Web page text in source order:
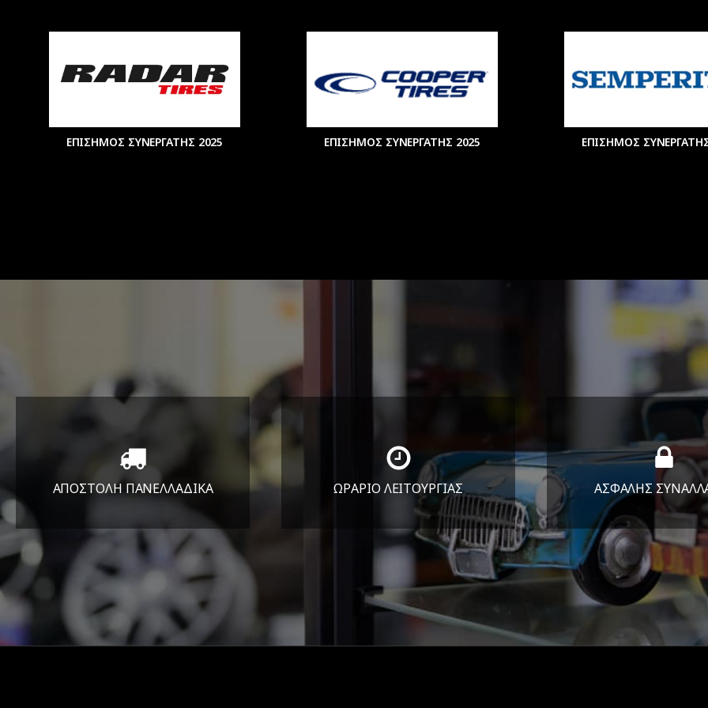
ΕΠΙΣΗΜΟΣ ΣΥΝΕΡΓΑΤΗΣ 2025 ΕΠΙΣΗΜΟΣ ΣΥΝΕΡΓΑΤΗΣ 2025 ΕΠΙΣΗΜΟΣ
ΑΠΟΣΤΟΛΗ ΠΑΝΕΛΛΑΔΙΚA
Όπου και αν είστε θα σας
στείλουμε τα ελαστικά σας
ΩΡΑΡΙΟ ΛΕΙΤΟΥΡΓΙΑΣ
ΔΕΥ-ΠΑΡ 8:30-17:30
ΑΣΦΑΛΗΣ
Εγγυόμαστε την
των συναλλαγών